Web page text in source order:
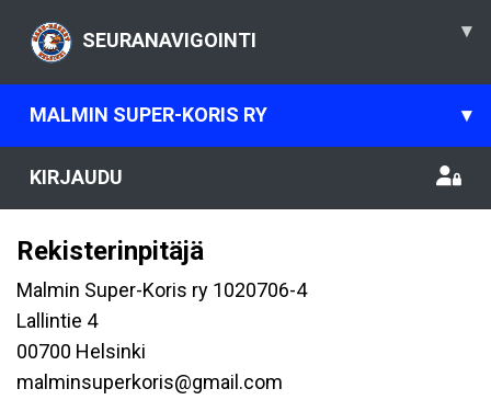
SEURANAVIGOINTI ▾
MALMIN SUPER-KORIS RY ▾
KIRJAUDU
Rekisterinpitäjä
Malmin Super-Koris ry 1020706-4
Lallintie 4
00700 Helsinki
malminsuperkoris@gmail.com